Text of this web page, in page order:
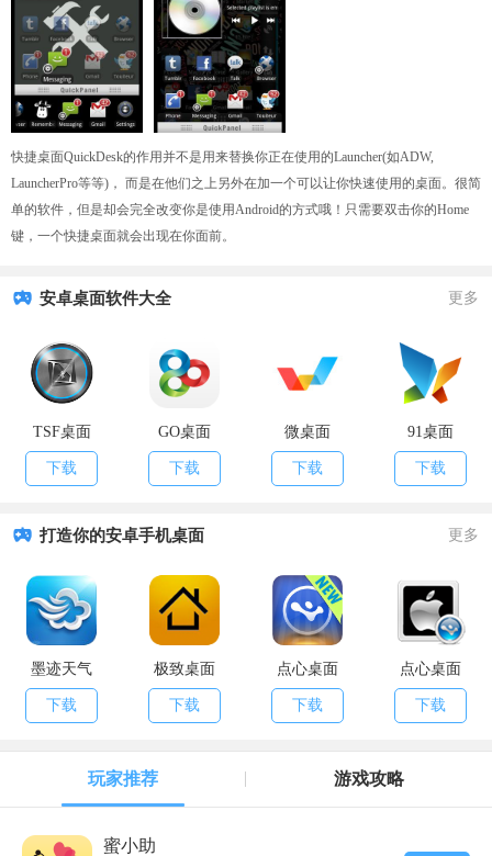
快捷桌面QuickDesk的作用并不是用来替换你正在使用的Launcher(如ADW,
LauncherPro等等)， 而是在他们之上另外在加一个可以让你快速使用的桌面。很简
单的软件 ，但是却会完全改变你是使用Android的方式哦！只需要双击你的Home
键，一个快捷桌面就会出现在你面前。
安卓桌面软件大全 更多
TSF桌面
下载
GO桌面
下载
微桌面
下载
91桌面
下载
打造你的安卓手机桌面 更多
墨迹天气
下载
极致桌面
LauncherPro
下载
点心桌面
下载
点心桌面
·iphone4主题
下载
玩家推荐 游戏攻略
蜜小助